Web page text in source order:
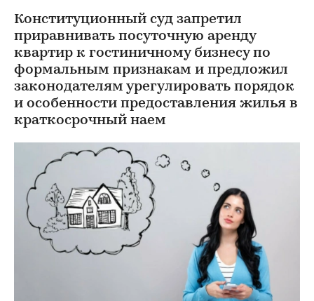
Конституционный суд запретил
приравнивать посуточную аренду
квартир к гостиничному бизнесу по
формальным признакам и предложил
законодателям урегулировать порядок
и особенности предоставления жилья в
краткосрочный наем